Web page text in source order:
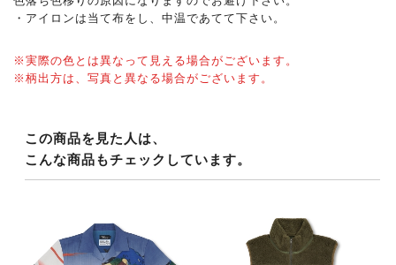
・アイロンは当て布をし、中温であてて下さい。
※実際の色とは異なって見える場合がございます。
※柄出方は、写真と異なる場合がございます。
この商品を見た人は、
こんな商品もチェックしています。